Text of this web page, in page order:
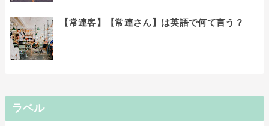
【常連客】【常連さん】は英語で何て言う？
ラベル